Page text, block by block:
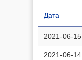
Дата
2021-06-15
2021-06-14